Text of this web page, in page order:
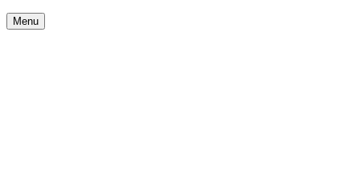
Menu